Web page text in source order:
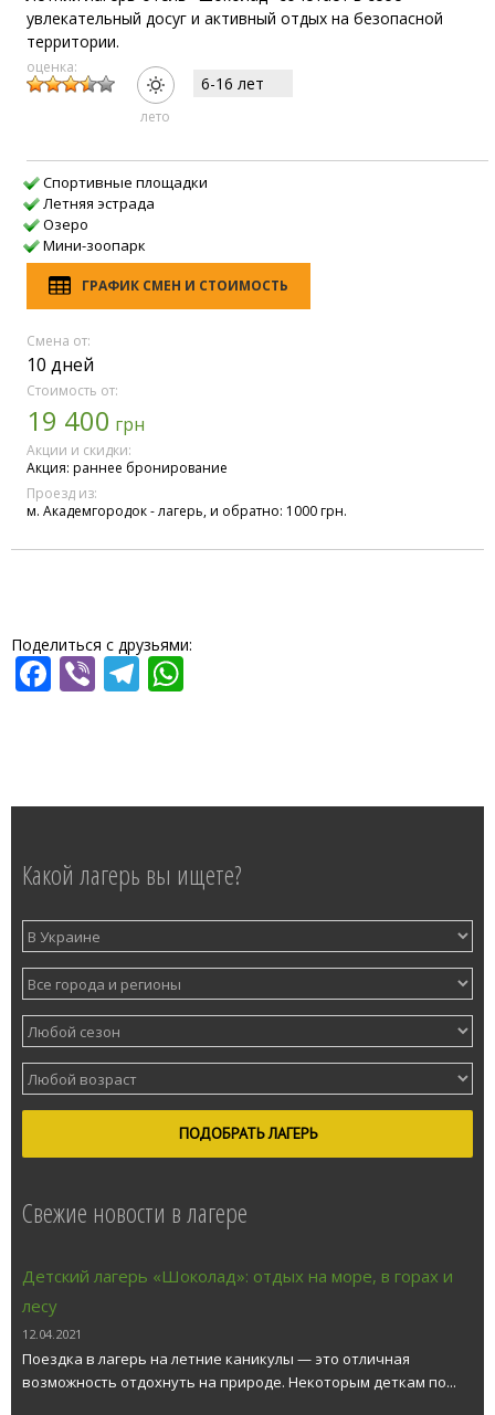
увлекательный досуг и активный отдых на безопасной
территории.
оценка:
лето
6-16 лет
Спортивные площадки
Летняя эстрада
Озеро
Мини-зоопарк
ГРАФИК СМЕН И СТОИМОСТЬ
Смена от:
10 дней
Стоимость от:
19 400 грн
Акции и скидки:
Акция: раннее бронирование
Проезд из:
м. Академгородок - лагерь, и обратно: 1000 грн.
Поделиться с друзьями:
Facebook
ViberTelegram
Какой лагерь вы ищете?
ПОДОБРАТЬ ЛАГЕРЬ
Свежие новости в лагере
Детский лагерь «Шоколад»: отдых на море, в горах и
лесу
12.04.2021
Поездка в лагерь на летние каникулы — это отличная
возможность отдохнуть на природе. Некоторым деткам по...